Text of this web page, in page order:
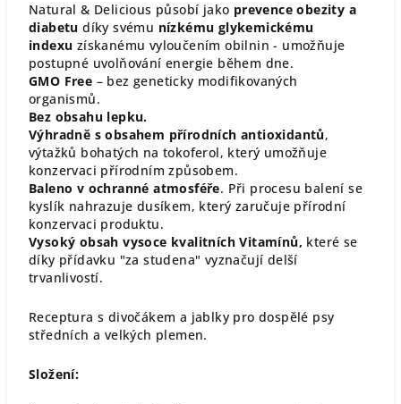
Natural & Delicious působí jako prevence obezity a
diabetudíky svému nízkému glykemickému
indexu získanému vyloučením obilnin - umožňuje
postupné uvolňování energie během dne.
GMO Free – bez geneticky modifikovaných
organismů.
Bez obsahu lepku.
Výhradně s obsahem přírodních antioxidantů,
výtažků bohatých na tokoferol, který umožňuje
konzervaci přírodním způsobem.
Baleno v ochranné atmosféře. Při procesu balení se
kyslík nahrazuje dusíkem, který zaručuje přírodní
konzervaci produktu.
Vysoký obsah vysoce kvalitních Vitamínů, které se
díky přídavku "za studena" vyznačují delší
trvanlivostí.
Receptura s divočákem a jablky pro dospělé psy
středních a velkých plemen.
Složení: